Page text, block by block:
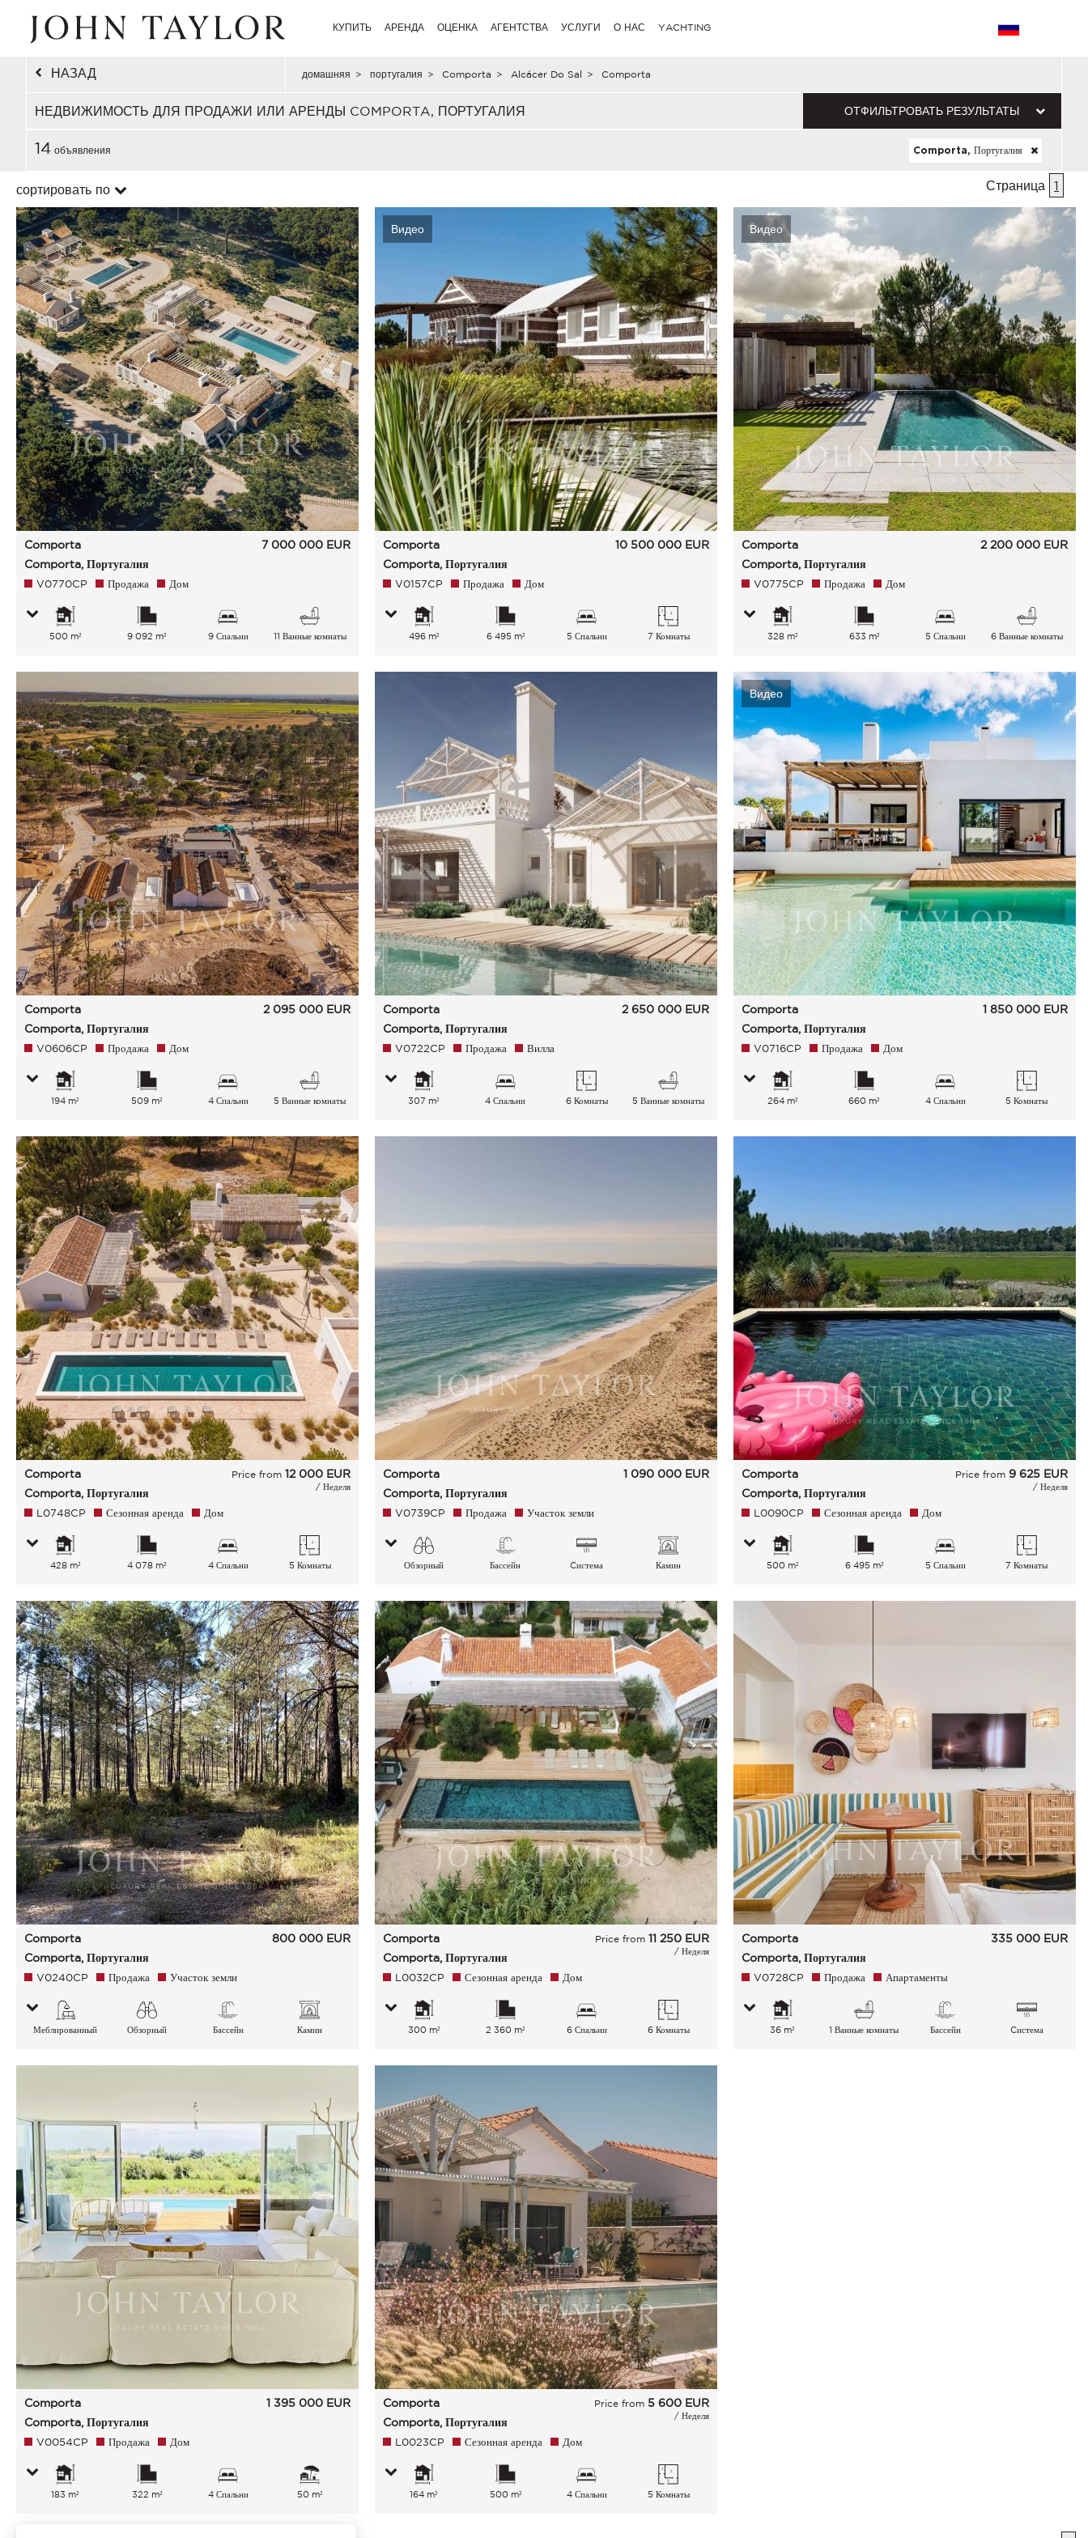
КУПИТЬ АРЕНДА ОЦЕНКА АГЕНТСТВА УСЛУГИ О НАС YACHTING
НАЗАД домашняя > португалия > Comporta > Alcácer Do Sal > Comporta
НЕДВИЖИМОСТЬ ДЛЯ ПРОДАЖИ ИЛИ АРЕНДЫ COMPORTA, ПОРТУГАЛИЯ ОТФИЛЬТРОВАТЬ РЕЗУЛЬТАТЫ
14 объявления Comporta, Португалия
сортировать по Страница 1
Comporta
Comporta, Португалия
7 000 000 EUR
V0770CP Продажа Дом
500 m² 9 092 m² 9 Спальни 11 Ванные комнаты
Видео
Comporta
Comporta, Португалия
10 500 000 EUR
V0157CP Продажа Дом
496 m² 6 495 m² 5 Спальни 7 Комнаты
Видео
Comporta
Comporta, Португалия
2 200 000 EUR
V0775CP Продажа Дом
328 m² 633 m² 5 Спальни 6 Ванные комнаты
Comporta
Comporta, Португалия
2 095 000 EUR
V0606CP Продажа Дом
194 m² 509 m² 4 Спальни 5 Ванные комнаты
Comporta
Comporta, Португалия
2 650 000 EUR
V0722CP Продажа Вилла
307 m² 4 Спальни 6 Комнаты 5 Ванные комнаты
Видео
Comporta
Comporta, Португалия
1 850 000 EUR
V0716CP Продажа Дом
264 m² 660 m² 4 Спальни 5 Комнаты
Comporta
Comporta, Португалия
Price from 12 000 EUR
/ Неделя
L0748CP Сезонная аренда Дом
428 m² 4 078 m² 4 Спальни 5 Комнаты
Comporta
Comporta, Португалия
1 090 000 EUR
V0739CP Продажа Участок земли
Обзорный
местность Зеленые
окрестности
Бассейн
Cистема
воздуха
Камин
Comporta
Comporta, Португалия
Price from 9 625 EUR
/ Неделя
L0090CP Сезонная аренда Дом
500 m² 6 495 m² 5 Спальни 7 Комнаты
Comporta
Comporta, Португалия
800 000 EUR
V0240CP Продажа Участок земли
Меблированный
Обзорный
местность Зеленые
Бассейн Камин
Comporta
Comporta, Португалия
Price from 11 250 EUR
/ Неделя
L0032CP Сезонная аренда Дом
300 m² 2 360 m² 6 Спальни 6 Комнаты
Comporta
Comporta, Португалия
335 000 EUR
V0728CP Продажа Апартаменты
36 m² 1 Ванные комнаты Бассейн
Cистема
Comporta
Comporta, Португалия
1 395 000 EUR
V0054CP Продажа Дом
183 m² 322 m² 4 Спальни 50 m²
Comporta
Comporta, Португалия
Price from 5 600 EUR
/ Неделя
L0023CP Сезонная аренда Дом
164 m² 500 m² 4 Спальни 5 Комнаты